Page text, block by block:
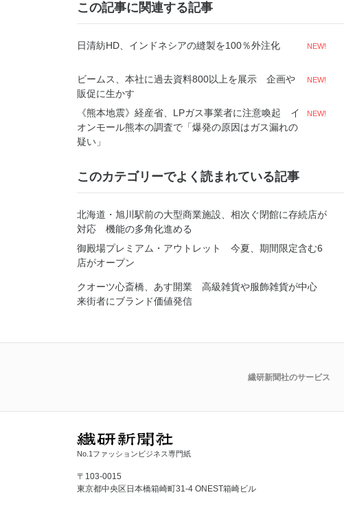
この記事に関連する記事
日清紡HD、インドネシアの縫製を100％外注化 NEW!
ビームス、本社に過去資料800以上を展示 企画や
販促に生かす
NEW!
《熊本地震》経産省、LPガス事業者に注意喚起 イ
オンモール熊本の調査で「爆発の原因はガス漏れの
疑い」
NEW!
このカテゴリーでよく読まれている記事
北海道・旭川駅前の大型商業施設、相次ぐ閉館に存続店が
対応 機能の多角化進める
御殿場プレミアム・アウトレット 今夏、期間限定含む6
店がオープン
クオーツ心斎橋、あす開業 高級雑貨や服飾雑貨が中心
来街者にブランド価値発信
繊研新聞社のサービス
No.1ファッションビジネス専門紙
〒103-0015
東京都中央区日本橋箱崎町31-4 ONEST箱崎ビル